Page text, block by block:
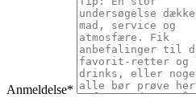
Anmeldelse*